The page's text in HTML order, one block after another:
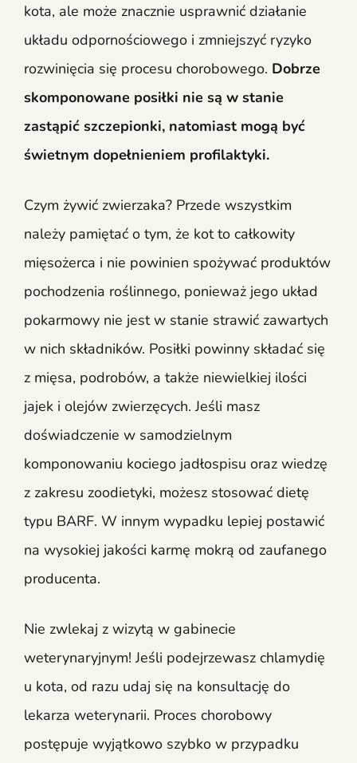
kota, ale może znacznie usprawnić działanie
układu odpornościowego i zmniejszyć ryzyko
rozwinięcia się procesu chorobowego. Dobrze
skomponowane posiłki nie są w stanie
zastąpić szczepionki, natomiast mogą być
świetnym dopełnieniem profilaktyki.
Czym żywić zwierzaka? Przede wszystkim
należy pamiętać o tym, że kot to całkowity
mięsożerca i nie powinien spożywać produktów
pochodzenia roślinnego, ponieważ jego układ
pokarmowy nie jest w stanie strawić zawartych
w nich składników. Posiłki powinny składać się
z mięsa, podrobów, a także niewielkiej ilości
jajek i olejów zwierzęcych. Jeśli masz
doświadczenie w samodzielnym
komponowaniu kociego jadłospisu oraz wiedzę
z zakresu zoodietyki, możesz stosować dietę
typu BARF. W innym wypadku lepiej postawić
na wysokiej jakości karmę mokrą od zaufanego
producenta.
Nie zwlekaj z wizytą w gabinecie
weterynaryjnym! Jeśli podejrzewasz chlamydię
u kota, od razu udaj się na konsultację do
lekarza weterynarii. Proces chorobowy
postępuje wyjątkowo szybko w przypadku